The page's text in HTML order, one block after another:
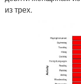
из трех.